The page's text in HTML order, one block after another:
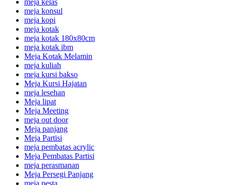
meja kelas
meja konsul
meja kopi
meja kotak
meja kotak 180x80cm
meja kotak ibm
Meja Kotak Melamin
meja kuliah
meja kursi bakso
Meja Kursi Hajatan
meja lesehan
Meja lipat
Meja Meeting
meja out door
Meja panjang
Meja Partisi
meja pembatas acrylic
Meja Pembatas Partisi
meja perasmanan
Meja Persegi Panjang